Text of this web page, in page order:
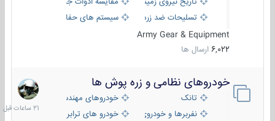
تسلیحات ضد زره
سیستم های حفاظت فعال
Army Gear & Equipment
6,022 ارسال ها
خودروهای نظامی و زره پوش ها
تانک
خودروهای مهندسی
نفربرها و خودروی های رزمی پیاده نظام
خودرو های ترابری نظامی
21
ساعات
قبل